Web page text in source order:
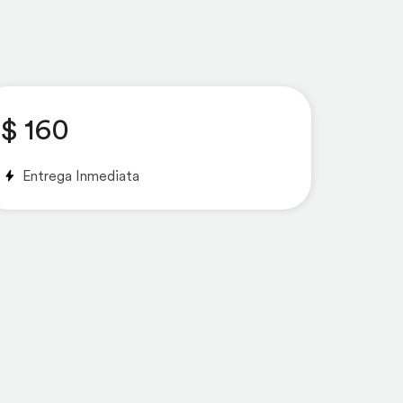
$ 160
Entrega Inmediata